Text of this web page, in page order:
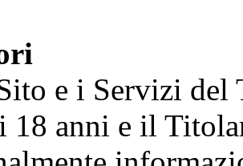
e i Servizi del
18 anni e il